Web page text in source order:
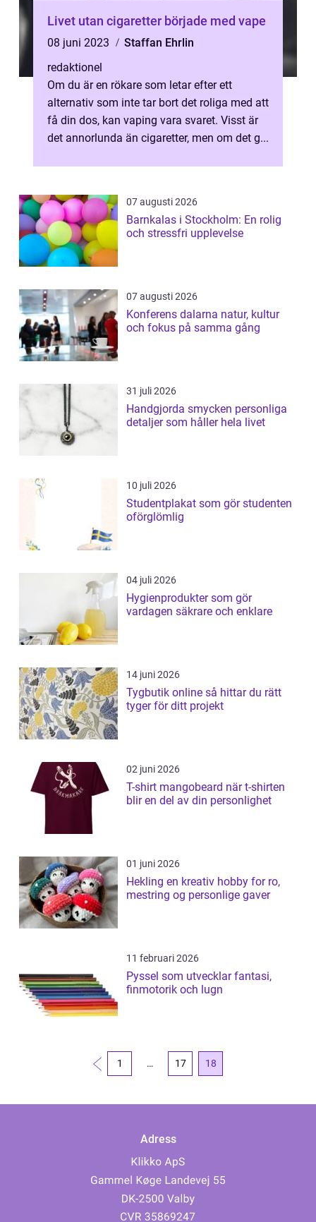
Livet utan cigaretter började med vape
08 juni 2023
Staffan Ehrlin
redaktionel
Om du är en rökare som letar efter ett
alternativ som inte tar bort det roliga med att
få din dos, kan vaping vara svaret. Visst är
det annorlunda än cigaretter, men om det g...
07 augusti 2026
Barnkalas i Stockholm: En rolig
och stressfri upplevelse
07 augusti 2026
Konferens dalarna natur, kultur
och fokus på samma gång
31 juli 2026
Handgjorda smycken personliga
detaljer som håller hela livet
10 juli 2026
Studentplakat som gör studenten
oförglömlig
04 juli 2026
Hygienprodukter som gör
vardagen säkrare och enklare
14 juni 2026
Tygbutik online så hittar du rätt
tyger för ditt projekt
02 juni 2026
T-shirt mangobeard när t-shirten
blir en del av din personlighet
01 juni 2026
Hekling en kreativ hobby for ro,
mestring og personlige gaver
11 februari 2026
Pyssel som utvecklar fantasi,
finmotorik och lugn
1 … 17 18
Adress